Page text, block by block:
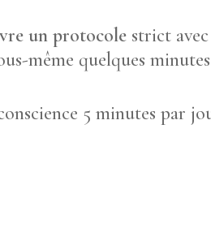
un protocole strict
même quelques
5 minutes par